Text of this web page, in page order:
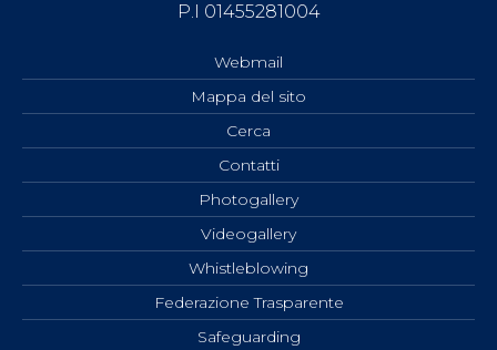
P.I 01455281004
Webmail
Mappa del sito
Cerca
Contatti
Photogallery
Videogallery
Whistleblowing
Federazione Trasparente
Safeguarding